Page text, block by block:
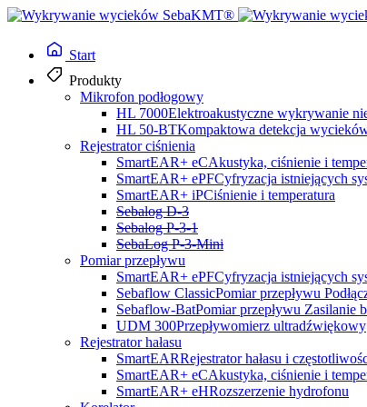
Start
Produkty
Mikrofon podłogowy
HL 7000Elektroakustyczne wykrywanie
HL 50-BTKompaktowa detekcja
Rejestrator ciśnienia
SmartEAR+ eCAkustyka, ciśnienie i
SmartEAR+ ePFCyfryzacja istniejących
SmartEAR+ iPCiśnienie i temperatura
Sebalog D-3
Sebalog P-3-1
SebaLog P-3-Mini
Pomiar przepływu
SmartEAR+ ePFCyfryzacja istniejących
Sebaflow ClassicPomiar przepływu
Sebaflow-BatPomiar przepływu Zasilanie
UDM 300Przepływomierz ultradźwiękowy
Rejestrator hałasu
SmartEARRejestrator hałasu i
SmartEAR+ eCAkustyka, ciśnienie i
SmartEAR+ eHRozszerzenie hydrofonu
Zatrzymaj straty wody przed ich wystąpieniem.
Inteligentny
monitorowanie